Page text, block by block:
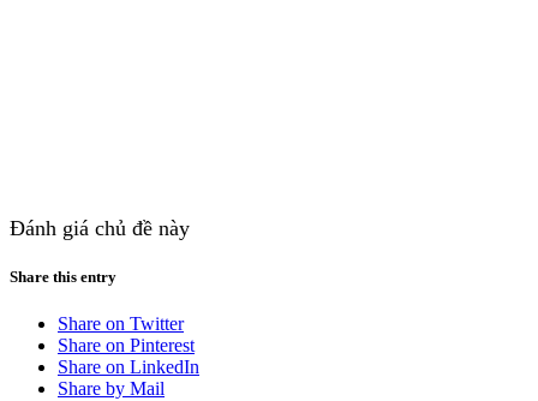
Đánh giá chủ đề này
Share this entry
Share on Twitter
Share on Pinterest
Share on LinkedIn
Share by Mail